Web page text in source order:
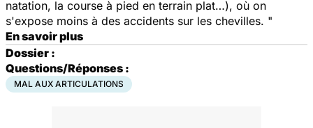
natation, la course à pied en terrain plat…), où on
s'expose moins à des accidents sur les chevilles. "
En savoir plus
Dossier :
Questions/Réponses :
MAL AUX ARTICULATIONS